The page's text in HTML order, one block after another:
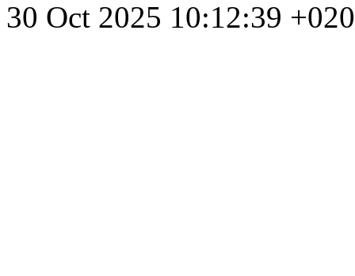
30 Oct 2025 10:12:39